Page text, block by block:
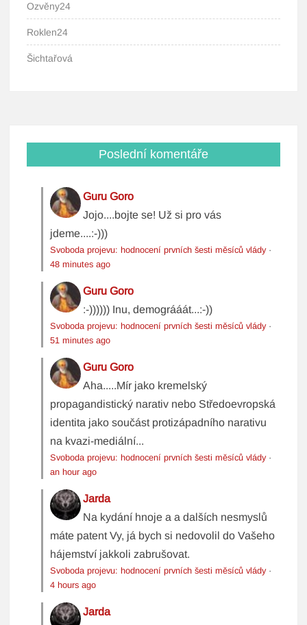
Ozvěny24
Roklen24
Šichtařová
Poslední komentáře
Guru Goro
Jojo....bojte se! Už si pro vás
jdeme....:-)))
Svoboda projevu: hodnocení prvních šesti měsíců vlády·
48 minutes ago
Guru Goro
:-)))))) Inu, demográáát...:-))
Svoboda projevu: hodnocení prvních šesti měsíců vlády·
51 minutes ago
Guru Goro
Aha.....Mír jako kremelský
propagandistický narativ nebo Středoevropská
identita jako součást protizápadního narativu
na kvazi-mediální...
Svoboda projevu: hodnocení prvních šesti měsíců vlády·
an hour ago
Jarda
Na kydání hnoje a a dalších nesmyslů
máte patent Vy, já bych si nedovolil do Vašeho
hájemství jakkoli zabrušovat.
Svoboda projevu: hodnocení prvních šesti měsíců vlády·
4 hours ago
Jarda